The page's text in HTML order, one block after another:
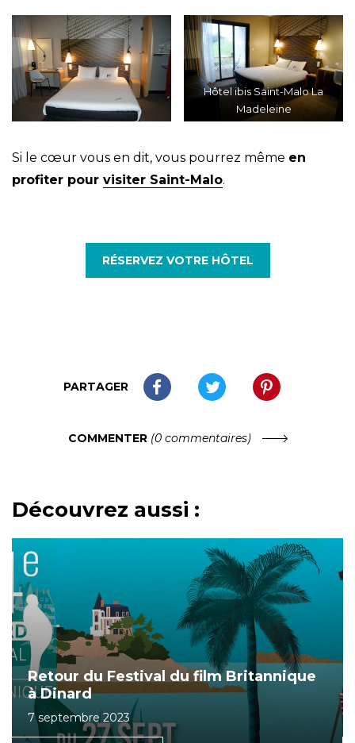
Hôtel ibis Saint-Malo La
Madeleine
Si le cœur vous en dit, vous pourrez même en
profiter pour visiter Saint-Malo.
RÉSERVEZ VOTRE HÔTEL
PARTAGER
COMMENTER (0 commentaires)
Découvrez aussi :
Retour du Festival du film Britannique
à Dinard
7 septembre 2023